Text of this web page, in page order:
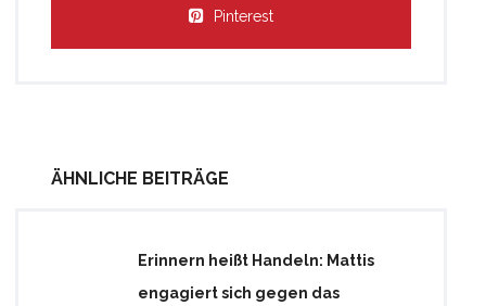
Pinterest
ÄHNLICHE BEITRÄGE
Erinnern heißt Handeln: Mattis
engagiert sich gegen das